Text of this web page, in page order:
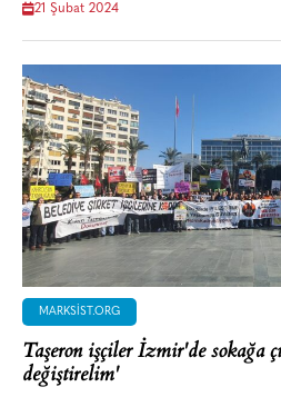
21 Şubat 2024
MARKSIST.ORG
Taşeron işçiler İzmir'de sokağa
değiştirelim'